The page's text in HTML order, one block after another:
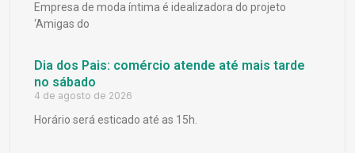
Empresa de moda íntima é idealizadora do projeto
‘Amigas do
Dia dos Pais: comércio atende até mais tarde
no sábado
4 de agosto de 2026
Horário será esticado até as 15h.